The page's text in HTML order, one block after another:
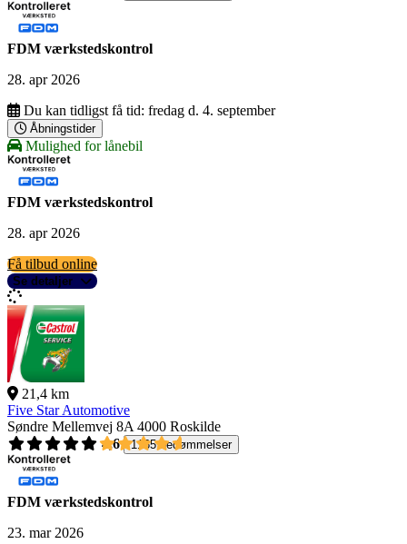
FDM værkstedskontrol
28. apr 2026
Du kan tidligst få tid: fredag d. 4. september
Åbningstider
Mulighed for lånebil
FDM værkstedskontrol
28. apr 2026
Få tilbud online
Se detaljer
21,4 km
Five Star Automotive
Søndre Mellemvej 8A 4000 Roskilde
4,6
1165 bedømmelser
FDM værkstedskontrol
23. mar 2026